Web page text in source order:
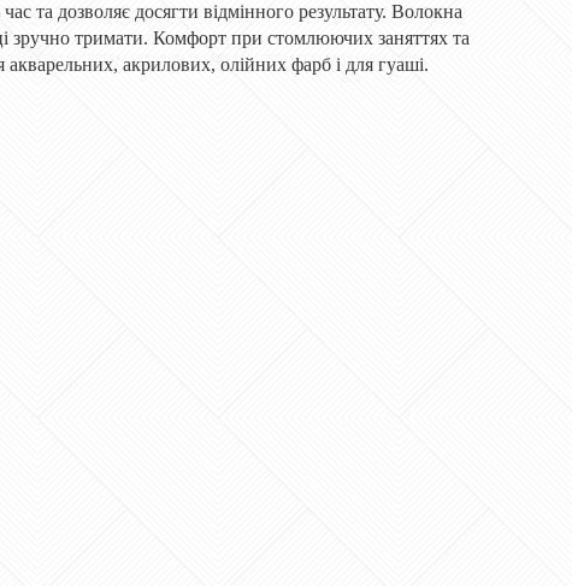
та дозволяє досягти відмінного результату. Волокна
зручно тримати. Комфорт при стомлюючих заняттях та
акварельних, акрилових, олійних фарб і для гуаші.